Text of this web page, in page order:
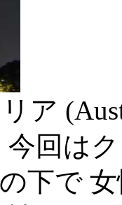
ア
今回は
下で